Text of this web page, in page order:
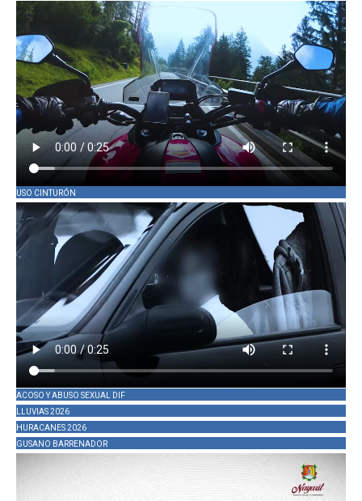
USO CINTURÓN
ACOSO Y ABUSO SEXUAL DIF
LLUVIAS 2026
HURACANES 2026
GUSANO BARRENADOR